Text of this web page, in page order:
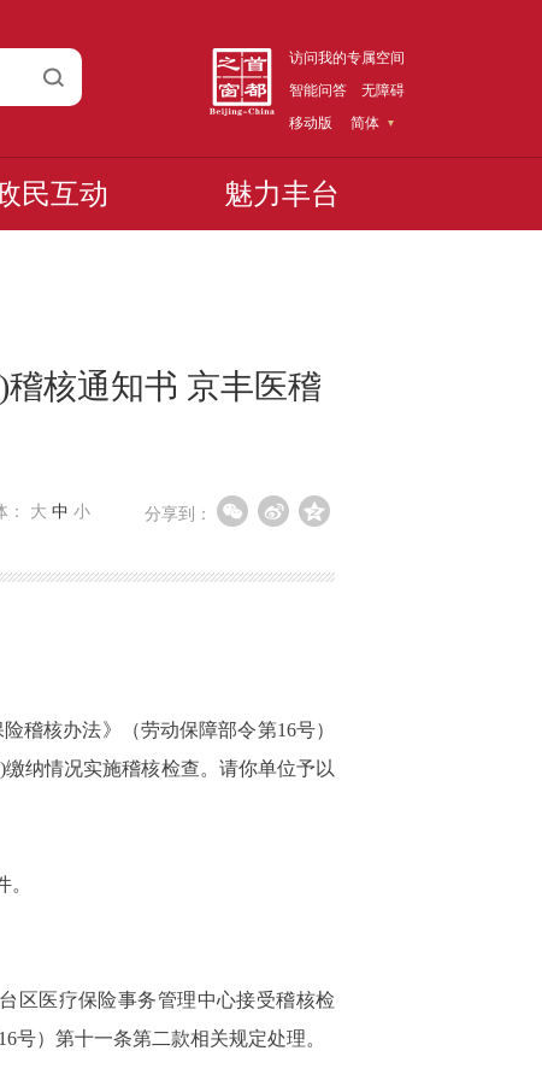
访问我的专属空间
智能问答
无障碍
移动版
简体
民互动 魅力丰台
核通知书 京丰医稽
分享到：
： 大 中 小
稽核办法》（劳动保障部令第16号）
纳情况实施稽核检查。请你单位予以
区医疗保险事务管理中心接受稽核检
）第十一条第二款相关规定处理。